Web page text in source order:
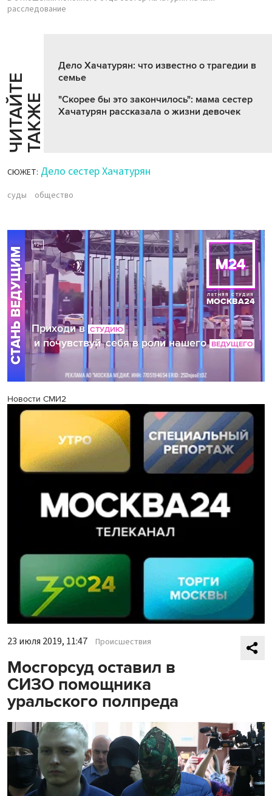
расследование
Ч
И
Т
АЙ
Т
Е
Т
А
К
ЖЕ
Дело Хачатурян: что известно о трагедии в
семье
"Скорее бы это закончилось": мама сестер
Хачатурян рассказала о жизни девочек
СЮЖЕТ: Дело сестер Хачатурян
суды общество
Новости СМИ2
23 июля 2019, 11:47 Происшествия
Мосгорсуд оставил в
СИЗО помощника
уральского полпреда